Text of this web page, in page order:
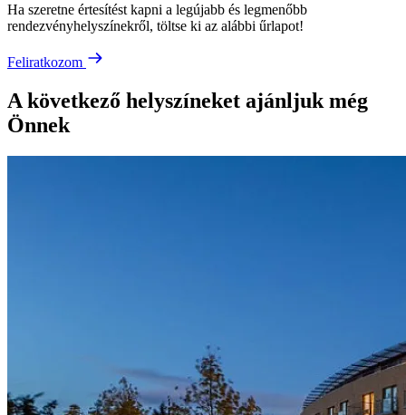
Ha szeretne értesítést kapni a legújabb és legmenőbb
rendezvényhelyszínekről, töltse ki az alábbi űrlapot!
Feliratkozom
A következő helyszíneket ajánljuk még
Önnek